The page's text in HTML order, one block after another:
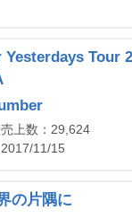
Tour
上数：29,624
11/15
の片隅に